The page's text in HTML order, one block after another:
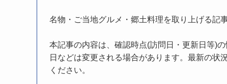
名物・ご当地グルメ・郷土料理を取り上げる記
本記事の内容は、確認時点(訪問日・更新日等)
日などは変更される場合があります。最新の状
ください。